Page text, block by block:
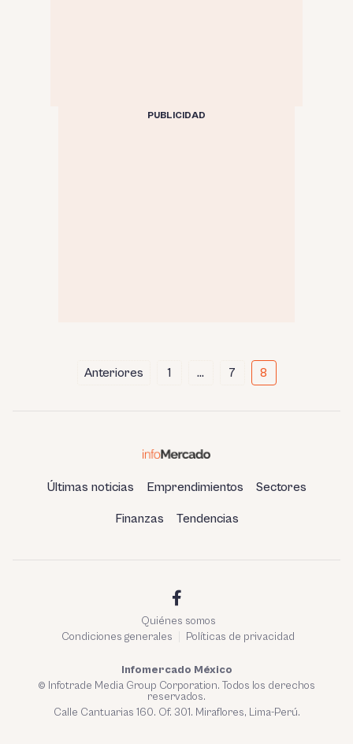
PUBLICIDAD
Anteriores 1 … 7 8
Últimas noticias Emprendimientos Sectores
Finanzas Tendencias
Quiénes somos
Condiciones generales
Políticas de privacidad
Infomercado México
© Infotrade Media Group Corporation. Todos los derechos
reservados.
Calle Cantuarias 160. Of. 301. Miraflores, Lima-Perú.